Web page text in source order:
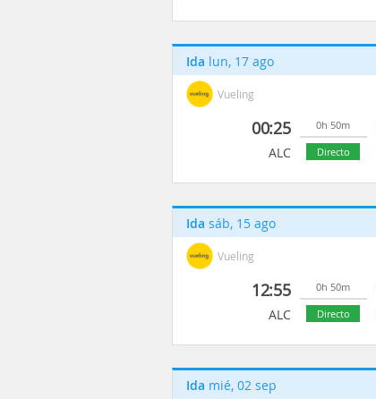
Ida lun, 17 ago
Vueling
00:25
ALC
0h 50m
Directo
Ida sáb, 15 ago
Vueling
12:55
ALC
0h 50m
Directo
Ida mié, 02 sep